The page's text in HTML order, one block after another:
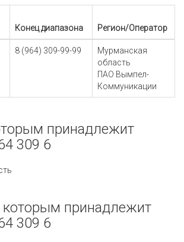
Конец диапазона Регион/Оператор
8 (964) 309-99-99
Мурманская
область
ПАО Вымпел-
Коммуникации
принадлежит
309 6
принадлежит
309 6